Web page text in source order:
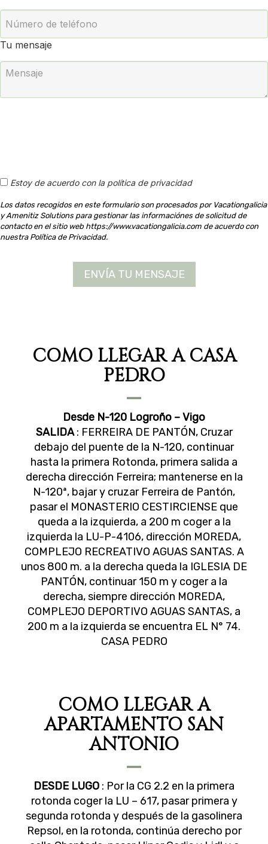
Tu mensaje
Estoy de acuerdo con la política de privacidad
Los datos recogidos en este formulario son procesados por Vacationgalicia
y Amenitiz Solutions para gestionar las informaciónes de solicitud de
contacto en el sitio web https://www.vacationgalicia.com de acuerdo con
nuestra Política de Privacidad.
COMO LLEGAR A CASA
PEDRO
Desde N-120 Logroño – Vigo
SALIDA: FERREIRA DE PANTÓN, Cruzar
debajo del puente de la N-120, continuar
hasta la primera Rotonda, primera salida a
derecha dirección Ferreira; mantenerse en la
N-120ª, bajar y cruzar Ferreira de Pantón,
pasar el MONASTERIO CESTIRCIENSE que
queda a la izquierda, a 200 m coger a la
izquierda la LU-P-4106, dirección MOREDA,
COMPLEJO RECREATIVO AGUAS SANTAS. A
unos 800 m. a la derecha queda la IGLESIA DE
PANTÓN, continuar 150 m y coger a la
derecha, siempre dirección MOREDA,
COMPLEJO DEPORTIVO AGUAS SANTAS, a
200 m a la izquierda se encuentra EL N° 74.
CASA PEDRO
COMO LLEGAR A
APARTAMENTO SAN
ANTONIO
DESDE LUGO : Por la CG 2.2 en la primera
rotonda coger la LU – 617, pasar primera y
segunda rotonda y después de la gasolinera
Repsol, en la rotonda, continúa derecho por